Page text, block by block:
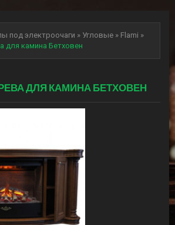
под электроочаги » Угловые » Flami »
для камина Бетховен
ДЛЯ КАМИНА БЕТХОВЕН